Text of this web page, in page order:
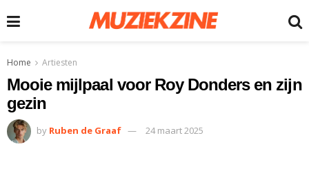
Home Artiesten
Mooie mijlpaal voor Roy Donders en zijn
gezin
by Ruben de Graaf 24 maart 2025